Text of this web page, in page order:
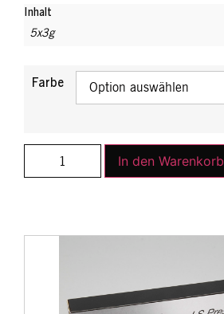
Inhalt
5x3g
Farbe
In den Warenkorb